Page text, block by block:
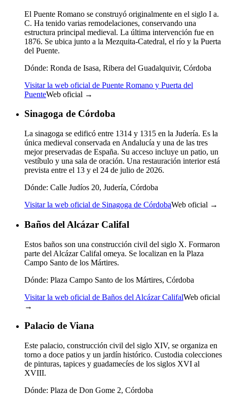
El Puente Romano se construyó originalmente en el siglo I a.
C. Ha tenido varias remodelaciones, conservando una
estructura principal medieval. La última intervención fue en
1876. Se ubica junto a la Mezquita-Catedral, el río y la Puerta
del Puente.
Dónde: Ronda de Isasa, Ribera del Guadalquivir, Córdoba
Visitar la web oficial de Puente Romano y Puerta del
PuenteWeb oficial →
Sinagoga de Córdoba
La sinagoga se edificó entre 1314 y 1315 en la Judería. Es la
única medieval conservada en Andalucía y una de las tres
mejor preservadas de España. Su acceso incluye un patio, un
vestíbulo y una sala de oración. Una restauración interior está
prevista entre el 13 y el 24 de julio de 2026.
Dónde: Calle Judíos 20, Judería, Córdoba
Visitar la web oficial de Sinagoga de CórdobaWeb oficial →
Baños del Alcázar Califal
Estos baños son una construcción civil del siglo X. Formaron
parte del Alcázar Califal omeya. Se localizan en la Plaza
Campo Santo de los Mártires.
Dónde: Plaza Campo Santo de los Mártires, Córdoba
Visitar la web oficial de Baños del Alcázar CalifalWeb oficial
→
Palacio de Viana
Este palacio, construcción civil del siglo XIV, se organiza en
torno a doce patios y un jardín histórico. Custodia colecciones
de pinturas, tapices y guadamecíes de los siglos XVI al
XVIII.
Dónde: Plaza de Don Gome 2, Córdoba